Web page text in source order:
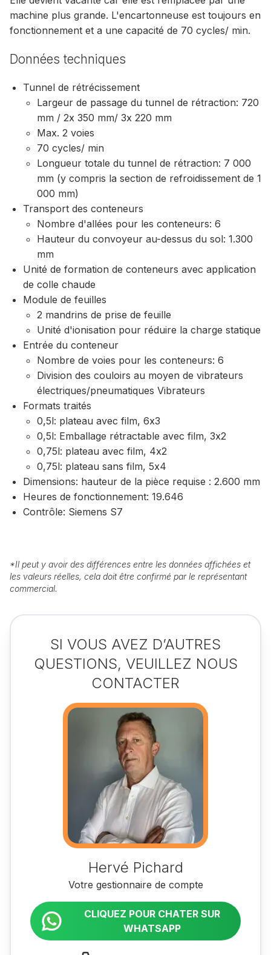
machine plus grande. L'encartonneuse est toujours en
fonctionnement et a une capacité de 70 cycles/ min.
Données techniques
Tunnel de rétrécissement
Largeur de passage du tunnel de rétraction: 720
mm / 2x 350 mm/ 3x 220 mm
Max. 2 voies
70 cycles/ min
Longueur totale du tunnel de rétraction: 7 000
mm (y compris la section de refroidissement de 1
000 mm)
Transport des conteneurs
Nombre d'allées pour les conteneurs: 6
Hauteur du convoyeur au-dessus du sol: 1.300
mm
Unité de formation de conteneurs avec application
de colle chaude
Module de feuilles
2 mandrins de prise de feuille
Unité d'ionisation pour réduire la charge statique
Entrée du conteneur
Nombre de voies pour les conteneurs: 6
Division des couloirs au moyen de vibrateurs
électriques/pneumatiques Vibrateurs
Formats traités
0,5l: plateau avec film, 6x3
0,5l: Emballage rétractable avec film, 3x2
0,75l: plateau avec film, 4x2
0,75l: plateau sans film, 5x4
Dimensions: hauteur de la pièce requise : 2.600 mm
Heures de fonctionnement: 19.646
Contrôle: Siemens S7
*Il peut y avoir des différences entre les données affichées et
les valeurs réelles, cela doit être confirmé par le représentant
commercial.
SI VOUS AVEZ D’AUTRES
QUESTIONS, VEUILLEZ NOUS
CONTACTER
Hervé Pichard
Votre gestionnaire de compte
CLIQUEZ POUR CHATER SUR
WHATSAPP